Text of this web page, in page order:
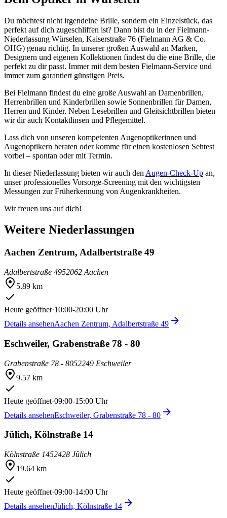
Du möchtest nicht irgendeine Brille, sondern ein Einzelstück, das
perfekt auf dich zugeschliffen ist? Dann bist du in der Fielmann-
Niederlassung Würselen, Kaiserstraße 76 (Fielmann AG & Co.
OHG) genau richtig. In unserer großen Auswahl an Marken,
Designern und eigenen Kollektionen findest du die eine Brille, die
perfekt zu dir passt. Immer mit dem besten Fielmann-Service und
immer zum garantiert günstigen Preis.
Bei Fielmann findest du eine große Auswahl an Damenbrillen,
Herrenbrillen und Kinderbrillen sowie Sonnenbrillen für Damen,
Herren und Kinder. Neben Lesebrillen und Gleitsichtbrillen bieten
wir dir auch Kontaktlinsen und Pflegemittel.
Lass dich von unseren kompetenten Augenoptikerinnen und
Augenoptikern beraten oder komme für einen kostenlosen Sehtest
vorbei – spontan oder mit Termin.
In dieser Niederlassung bieten wir auch den Augen-Check-Up an,
unser professionelles Vorsorge-Screening mit den wichtigsten
Messungen zur Früherkennung von Augenkrankheiten.
Wir freuen uns auf dich!
Weitere Niederlassungen
Aachen Zentrum, Adalbertstraße 49
Adalbertstraße 4952062 Aachen
5.89 km
Heute geöffnet·10:00-20:00 Uhr
Details ansehenAachen Zentrum, Adalbertstraße 49
Eschweiler, Grabenstraße 78 - 80
Grabenstraße 78 - 8052249 Eschweiler
9.57 km
Heute geöffnet·09:00-15:00 Uhr
Details ansehenEschweiler, Grabenstraße 78 - 80
Jülich, Kölnstraße 14
Kölnstraße 1452428 Jülich
19.64 km
Heute geöffnet·09:00-14:00 Uhr
Details ansehenJülich, Kölnstraße 14